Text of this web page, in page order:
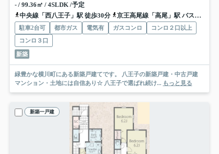
- / 99.36㎡ / 4SLDK /予定
中央線「西八王子」駅 徒歩30分
京王高尾線「高尾」駅 バス31分 「横川下原公園入口」 停歩1分
駐車2台可 都市ガス 電気有 ガスコンロ
コンロ２口以上
コンロ３口
新築
緑豊かな横川町にある新築戸建てです。 八王子の新築戸建・中古戸建
マンション・土地には自信あり☆ 八王子で選ばれ続け... もっと見る
新築一戸建